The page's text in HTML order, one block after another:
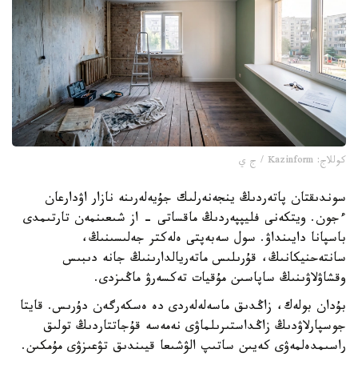
كوللاج: Kazinform / ج ي
سوندىقتان پاتەردىڭ ينجەنەرلىك جۇيەلەرىنە نازار اۋدارعان
ءجون. ويتكەنى فليپپەردىڭ ماقساتى - از شىعىنمەن تارتىمدى
باسپانا دايىنداۋ. سول سەبەپتى ەلەكتر جەلىسىنىڭ،
سانتەحنيكانىڭ، قۇرىلىس ماتەريالدارىنىڭ جانە دىبىس
وقشاۋلاۋىنىڭ ساپاسىن مۇقيات تەكسەرۋ ماڭىزدى.
بۇدان بولەك، زاڭدىق ماسەلەلەردى دە ەسكەرگەن دۇرىس. قايتا
جوسپارلاۋدىڭ زاڭداستىرىلماۋى نەمەسە قۇجاتتاردىڭ تولىق
راسىمدەلمەۋى كەيىن ساتىپ الۋشىعا قيىندىق تۋعىزۋى مۇمكىن.